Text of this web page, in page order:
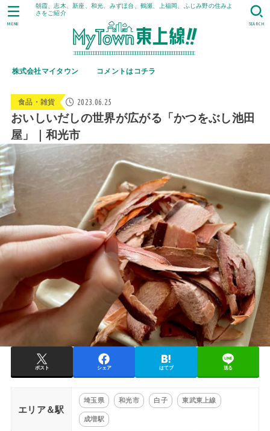
朝霞、志木、新座、和光、みずほ台、鶴瀬、上福岡、ふじみ野の住みよ
さをご紹介
株式会社マイタウン コメントはコチラ
SEARCH
MENU
食品・雑貨 2023.06.25
おいしいだしの世界が広がる「かつをぶし池田
屋」｜和光市
ポスト シェア はてブ 送る
エリア＆駅
埼玉県 和光市 白子 東武東上線
成増駅